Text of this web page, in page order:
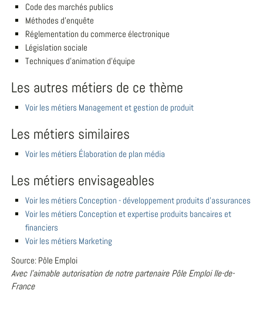
Code des marchés publics
Méthodes d'enquête
Réglementation du commerce électronique
Législation sociale
Techniques d'animation d'équipe
Les autres métiers de ce thème
Voir les métiers Management et gestion de produit
Les métiers similaires
Voir les métiers Élaboration de plan média
Les métiers envisageables
Voir les métiers Conception - développement produits d'assurances
Voir les métiers Conception et expertise produits bancaires et
financiers
Voir les métiers Marketing
Source: Pôle Emploi
Avec l'aimable autorisation de notre partenaire Pôle Emploi Ile-de-
France